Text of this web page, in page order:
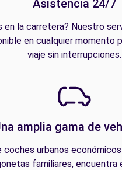
Asistencia 24/7
en la carretera? Nuestro
en cualquier momento
viaje sin interrupciones.
amplia gama de
coches urbanos
familiares, encuentra